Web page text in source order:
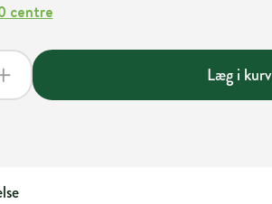
centre
Læg i kurv